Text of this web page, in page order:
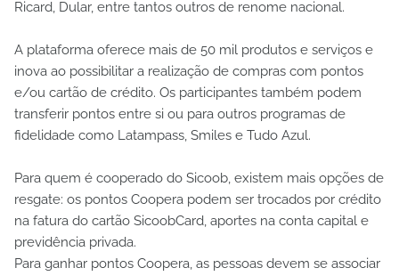
Ricard, Dular, entre tantos outros de renome nacional.
A plataforma oferece mais de 50 mil produtos e serviços e
inova ao possibilitar a realização de compras com pontos
e/ou cartão de crédito. Os participantes também podem
transferir pontos entre si ou para outros programas de
fidelidade como Latampass, Smiles e Tudo Azul.
Para quem é cooperado do Sicoob, existem mais opções de
resgate: os pontos Coopera podem ser trocados por crédito
na fatura do cartão SicoobCard, aportes na conta capital e
previdência privada.
Para ganhar pontos Coopera, as pessoas devem se associar